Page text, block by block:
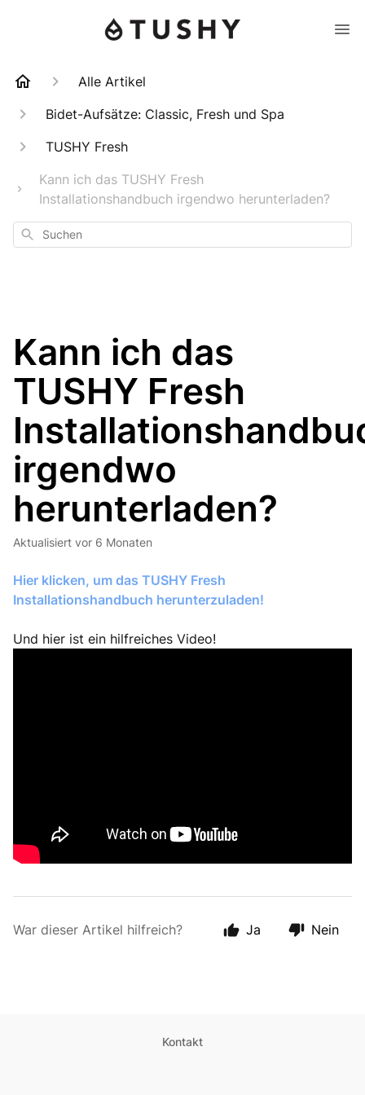
Alle Artikel
Bidet-Aufsätze: Classic, Fresh und Spa
TUSHY Fresh
Kann ich das TUSHY Fresh
Installationshandbuch irgendwo herunterladen?
Suchen
Kann ich das
TUSHY Fresh
irgendwo
herunterladen?
Aktualisiert vor 6 Monaten
Hier klicken, um das TUSHY Fresh
Installationshandbuch herunterzuladen!
Und hier ist ein hilfreiches Video!
War dieser Artikel hilfreich? Ja Nein
Kontakt